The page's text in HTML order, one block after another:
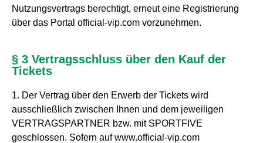
Nutzungsvertrags berechtigt, erneut eine Registrierung
über das Portal official-vip.com vorzunehmen.
§ 3 Vertragsschluss über den Kauf der
Tickets
1. Der Vertrag über den Erwerb der Tickets wird
ausschließlich zwischen Ihnen und dem jeweiligen
VERTRAGSPARTNER bzw. mit SPORTFIVE
geschlossen. Sofern auf www.official-vip.com